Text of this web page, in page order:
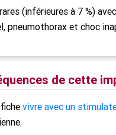
(inférieures à 7 %)
pneumothorax et choc
de cette
vivre avec un